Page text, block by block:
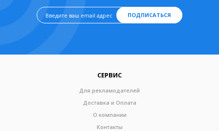
ПОДПИСАТЬСЯ
СЕРВИС
Для рекламодателей
Доставка и Оплата
О компании
Контакты